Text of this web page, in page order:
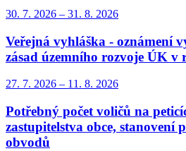
30. 7. 2026 – 31. 8. 2026
Veřejná vyhláška - oznámení
zásad územního rozvoje ÚK v
27. 7. 2026 – 11. 8. 2026
Potřebný počet voličů na
zastupitelstva obce, stanovení
obvodů